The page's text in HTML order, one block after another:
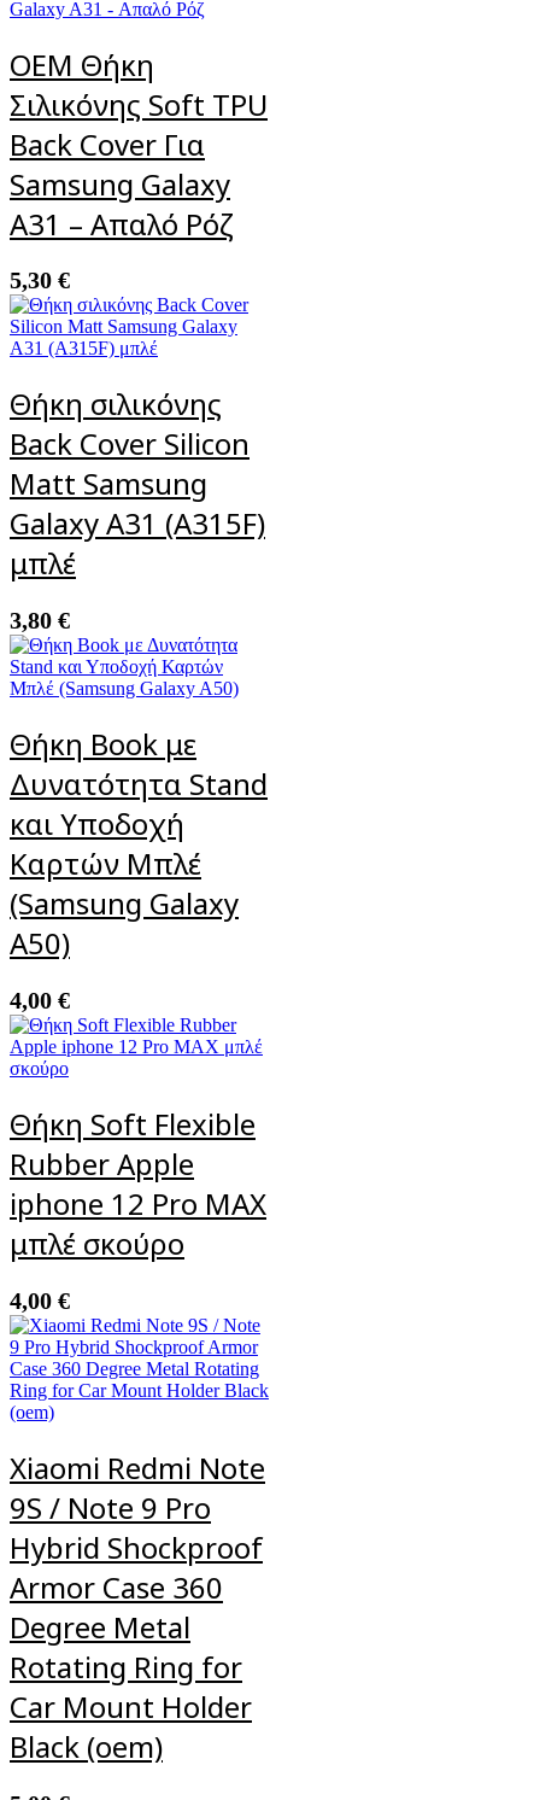
OEM Θήκη
Σιλικόνης Soft TPU
Back Cover Για
Samsung Galaxy
A31 – Απαλό Ρόζ
5,30 €
Θήκη σιλικόνης
Back Cover Silicon
Matt Samsung
Galaxy A31 (A315F)
μπλέ
3,80 €
Θήκη Book με
Δυνατότητα Stand
και Υποδοχή
Καρτών Μπλέ
(Samsung Galaxy
A50)
4,00 €
Θήκη Soft Flexible
Rubber Apple
iphone 12 Pro MAX
μπλέ σκούρο
4,00 €
Xiaomi Redmi Note
9S / Note 9 Pro
Hybrid Shockproof
Armor Case 360
Degree Metal
Rotating Ring for
Car Mount Holder
Black (oem)